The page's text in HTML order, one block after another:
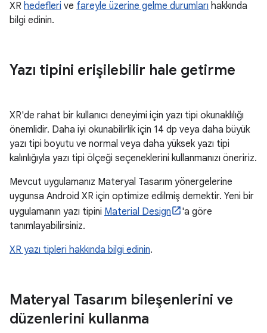
XR hedefleri ve fareyle üzerine gelme durumları hakkında
bilgi edinin.
Yazı tipini erişilebilir hale getirme
XR'de rahat bir kullanıcı deneyimi için yazı tipi okunaklılığı
önemlidir. Daha iyi okunabilirlik için 14 dp veya daha büyük
yazı tipi boyutu ve normal veya daha yüksek yazı tipi
kalınlığıyla yazı tipi ölçeği seçeneklerini kullanmanızı öneririz.
Mevcut uygulamanız Materyal Tasarım yönergelerine
uygunsa Android XR için optimize edilmiş demektir. Yeni bir
uygulamanın yazı tipini Material Design
'a göre
tanımlayabilirsiniz.
XR yazı tipleri hakkında bilgi edinin.
Materyal Tasarım bileşenlerini ve
düzenlerini kullanma